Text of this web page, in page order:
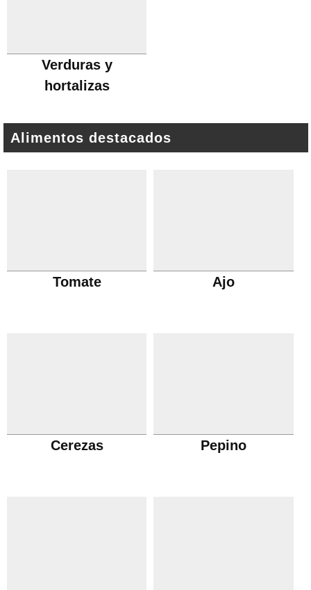
Verduras y
hortalizas
Alimentos destacados
Tomate Ajo
Cerezas Pepino